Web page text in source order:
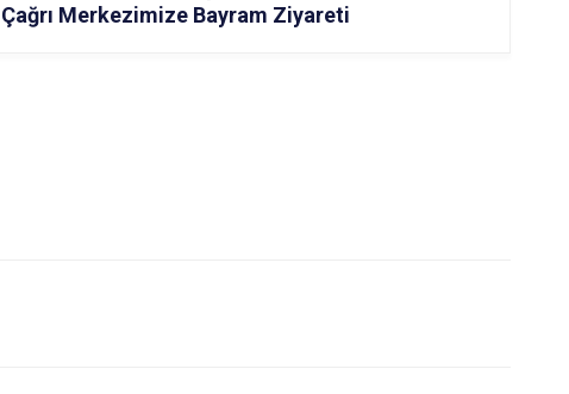
Çağrı Merkezimize Bayram Ziyareti